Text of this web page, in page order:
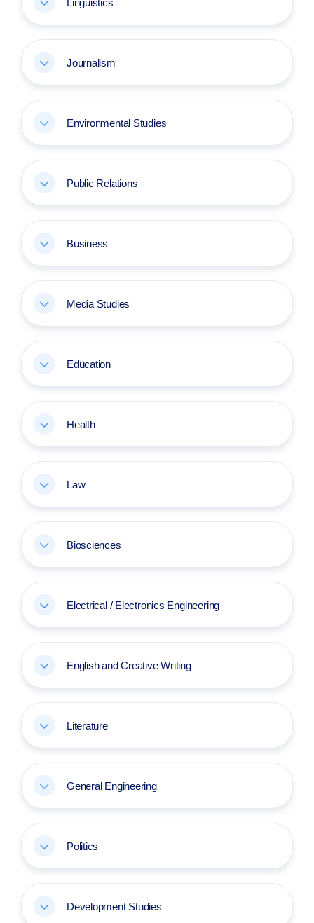
Journalism
Environmental Studies
Public Relations
Business
Media Studies
Education
Health
Law
Biosciences
Electrical / Electronics Engineering
English and Creative Writing
Literature
General Engineering
Politics
Development Studies